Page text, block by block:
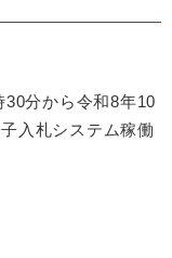
分から令和8年10
入札システム稼働